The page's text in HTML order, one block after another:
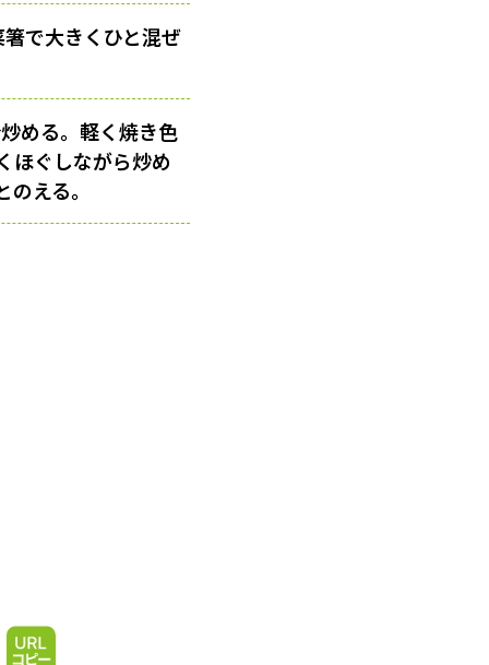
で大きくひと混ぜ
める。軽く焼き色
ほぐしながら炒め
える。